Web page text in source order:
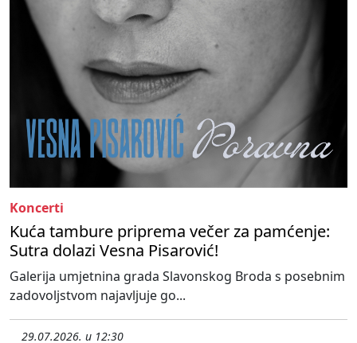
Koncerti
Kuća tambure priprema večer za pamćenje:
Sutra dolazi Vesna Pisarović!
Galerija umjetnina grada Slavonskog Broda s posebnim
zadovoljstvom najavljuje go...
29.07.2026. u 12:30